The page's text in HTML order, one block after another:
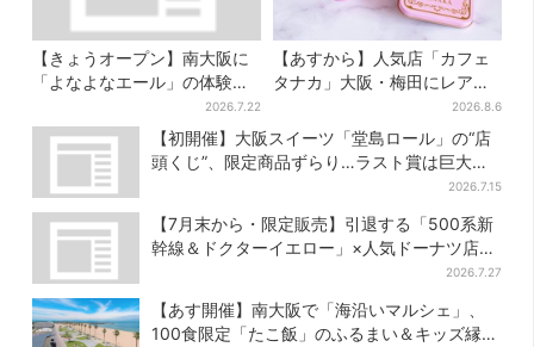
【きょうオープン】南大阪に
「よなよなエール」の体験型
ブルワリー、できたてビール
の試飲や醸造所見学も
2026.7.22
【あすから】人気店「カフェ
タナカ」大阪・梅田にレア商
品集結…本店人気パン＆限定
クッキー缶も！ 7日間の夏イ
ベント
2026.8.6
【初開催】大阪スイーツ「堂島ロール」の“店
頭くじ”、限定商品ずらり…ラスト賞は巨大ル
2026.7.15
【7月末から・限定販売】引退する「500系新
幹線＆ドクターイエロー」×人気ドーナツ店が
2026.7.27
【あす開催】南大阪で「海沿いマルシェ」、
100食限定「たこ飯」のふるまい＆キッズ縁日